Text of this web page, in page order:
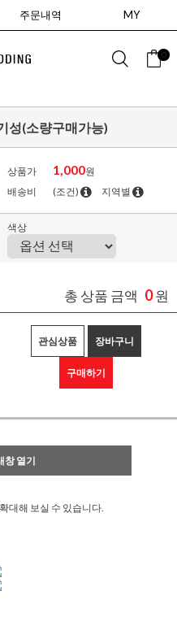
주문내역 MY
0
성(소량구매가능)
상품가 1,000원
배송비
(조건) 지역별
색상
총 상품 금액 0원
관심상품 장바구니
구매하기
창 열기
대해 보실 수 있습니다.